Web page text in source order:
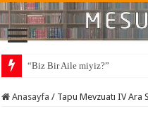
“Biz Bir Aile miyiz?”
Anasayfa / Tapu Mevzuatı IV Ara